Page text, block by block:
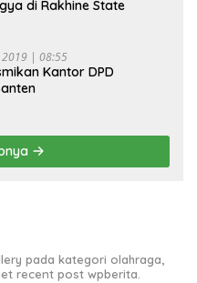
di Rakhine State
2019 | 08:55
Kantor DPD
pada kategori olahraga,
recent post wpberita.